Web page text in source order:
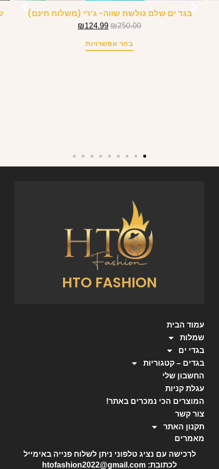
בגד ים שלם גולשת שווה- ג’רי (משלוח חינם)
₪250.00
₪124.99
בחר אפשרויות
HTO FASHION
עמוד הבית
שמלות
בגדי ים
בגדים – קטגוריות
החשבון שלי
עגלת קניות
המוצרים הכי נמכרים באתר!
צור קשר
תקנון האתר
מאמרים
לרכישה עם נציג טלפוני ניתן לשלוח פנייה באימייל
לכתובת: htofashion2022@gmail.com